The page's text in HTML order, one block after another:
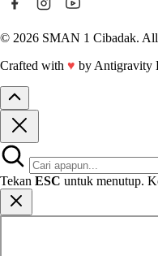
© 2026 SMAN 1 Cibadak. All
Crafted with ♥ by Antigravity
Tekan ESC untuk menutup.